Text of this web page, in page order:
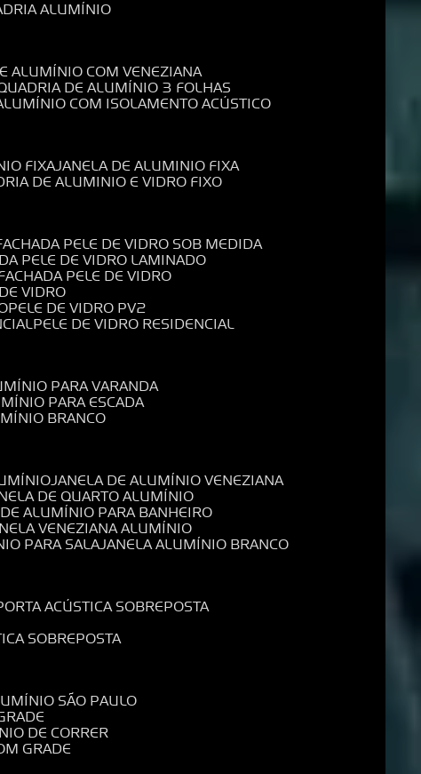
ALUMÍNIO
ALUMÍNIO COM VENEZIANA
DE ALUMÍNIO 3 FOLHAS
COM ISOLAMENTO ACÚSTICO
FIXA JANELA DE ALUMINIO FIXA
DE ALUMINIO E VIDRO FIXO
FACHADA PELE DE VIDRO SOB MEDIDA
PELE DE VIDRO LAMINADO
PELE DE VIDRO
VIDRO
PELE DE VIDRO PV2
PELE DE VIDRO RESIDENCIAL
PARA VARANDA
PARA ESCADA
BRANCO
JANELA DE ALUMÍNIO VENEZIANA
DE QUARTO ALUMÍNIO
DE ALUMÍNIO PARA BANHEIRO
VENEZIANA ALUMÍNIO
PARA SALA JANELA ALUMÍNIO BRANCO
PORTA ACÚSTICA SOBREPOSTA
SOBREPOSTA
SÃO PAULO
DE CORRER
GRADE